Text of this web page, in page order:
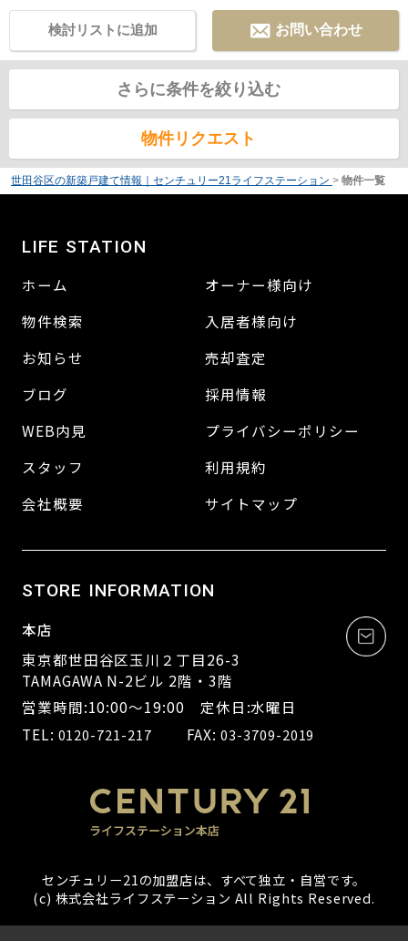
お問い合わせ
検討リストに追加
さらに条件を絞り込む
物件リクエスト
世田谷区の新築戸建て情報｜センチュリー21ライフステーション > 物件一覧
LIFE STATION
ホーム
物件検索
お知らせ
ブログ
WEB内見
スタッフ
会社概要
オーナー様向け
入居者様向け
売却査定
採用情報
プライバシーポリシー
利用規約
サイトマップ
STORE INFORMATION
本店
東京都世田谷区玉川２丁目26-3
TAMAGAWA N-2ビル 2階・3階
営業時間:10:00～19:00 定休日:水曜日
TEL: 0120-721-217 FAX:03-3709-2019
センチュリー21の加盟店は、すべて独立・自営です。
(c) 株式会社ライフステーション All Rights Reserved.